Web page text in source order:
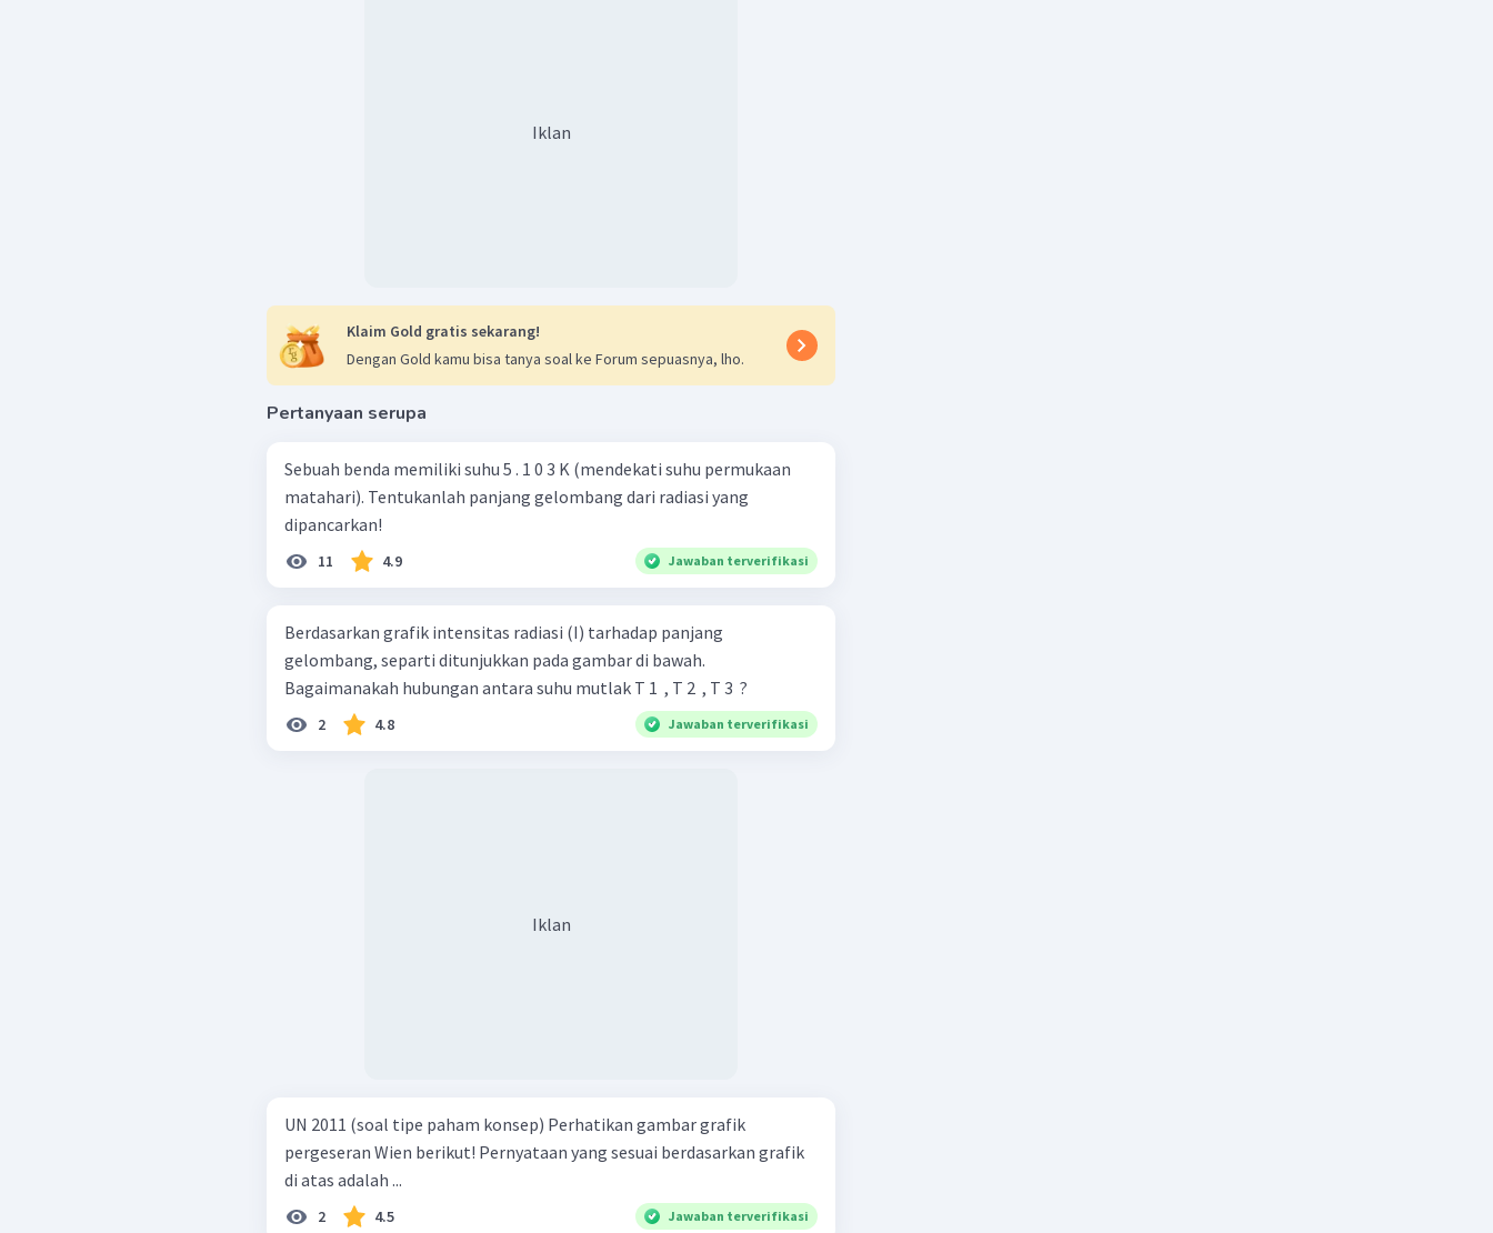
Iklan
Klaim Gold gratis sekarang!
Dengan Gold kamu bisa tanya soal ke Forum sepuasnya, lho.
Pertanyaan serupa
Sebuah benda memiliki suhu 5 . 1 0 3 K (mendekati suhu permukaan
matahari). Tentukanlah panjang gelombang dari radiasi yang
dipancarkan!
11 4.9 Jawaban terverifikasi
Berdasarkan grafik intensitas radiasi (I) tarhadap panjang
gelombang, separti ditunjukkan pada gambar di bawah.
Bagaimanakah hubungan antara suhu mutlak T 1 ​ , T 2 ​ , T 3 ​ ?
2 4.8 Jawaban terverifikasi
Iklan
UN 2011 (soal tipe paham konsep) Perhatikan gambar grafik
pergeseran Wien berikut! Pernyataan yang sesuai berdasarkan grafik
di atas adalah ...
2 4.5 Jawaban terverifikasi